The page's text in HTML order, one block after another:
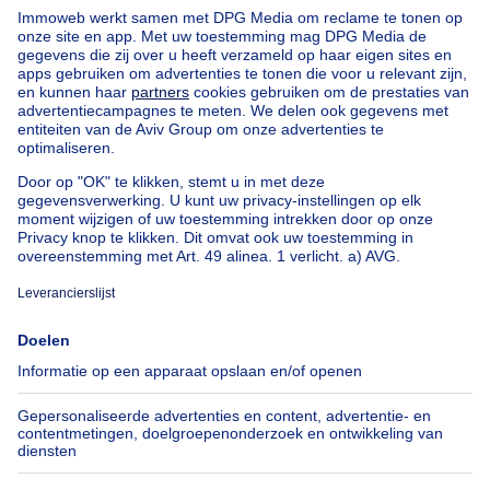
Appartementsblok te koop
Bel-etage te koop
Uitzonderlijk vastgoed te koop
Boerderij te koop
Bungalow te koop
Chalet te koop
Kasteel te koop
Landhuis te koop
Gebouw gemengd gebruik te koop
Andere panden te koop
Manoir te koop
Onze huizen buiten BelgiëHuis te koop Frankrijk
Huis te koop Spanje
Huis te koop Luxemburg
Huis te koop Nederland
Over
Immoweb
Pers
Jobs
Axel Springer Group
SeLoger.com
Immowelt.de
Tools
Belfius
Verzekeringen
Verhuis checklist